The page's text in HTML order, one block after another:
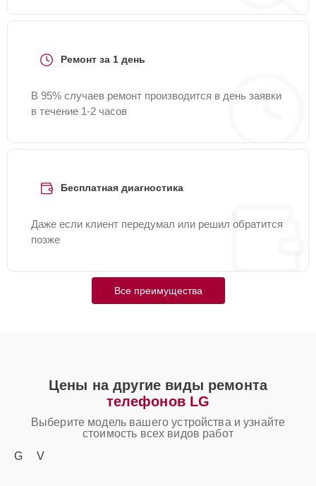
Ремонт за 1 день
В 95% случаев ремонт производится в день заявки
в течение 1-2 часов
Бесплатная диагностика
Даже если клиент передумал или решил обратится
позже
Все преимущества
Цены на другие виды ремонта
телефонов LG
Выберите модель вашего устройства и узнайте
стоимость всех видов работ
G
V